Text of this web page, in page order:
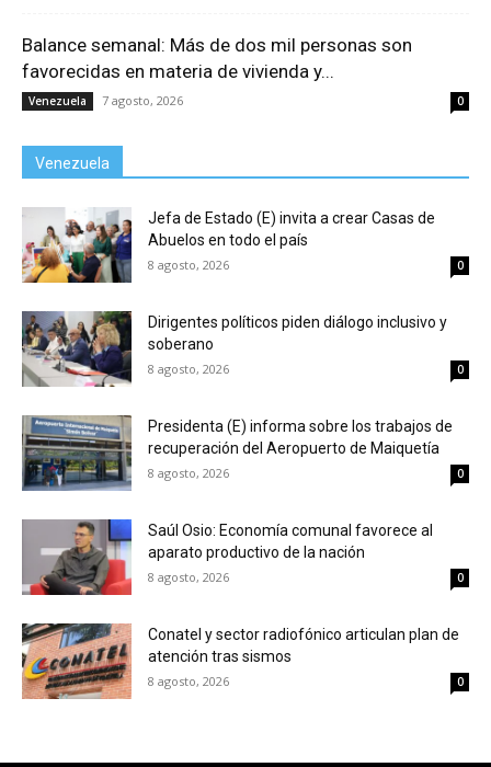
Balance semanal: Más de dos mil personas son
favorecidas en materia de vivienda y...
Venezuela 7 agosto, 2026 0
Venezuela
Jefa de Estado (E) invita a crear Casas de
Abuelos en todo el país
8 agosto, 2026 0
Dirigentes políticos piden diálogo inclusivo y
soberano
8 agosto, 2026 0
Presidenta (E) informa sobre los trabajos de
recuperación del Aeropuerto de Maiquetía
8 agosto, 2026 0
Saúl Osio: Economía comunal favorece al
aparato productivo de la nación
8 agosto, 2026 0
Conatel y sector radiofónico articulan plan de
atención tras sismos
8 agosto, 2026 0